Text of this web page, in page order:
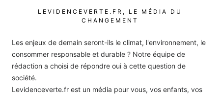
LEVIDENCEVERTE.FR, LE MÉDIA DU
CHANGEMENT
Les enjeux de demain seront-ils le climat, l'environnement, le
consommer responsable et durable ? Notre équipe de
rédaction a choisi de répondre oui à cette question de
société.
Levidenceverte.fr est un média pour vous, vos enfants, vos